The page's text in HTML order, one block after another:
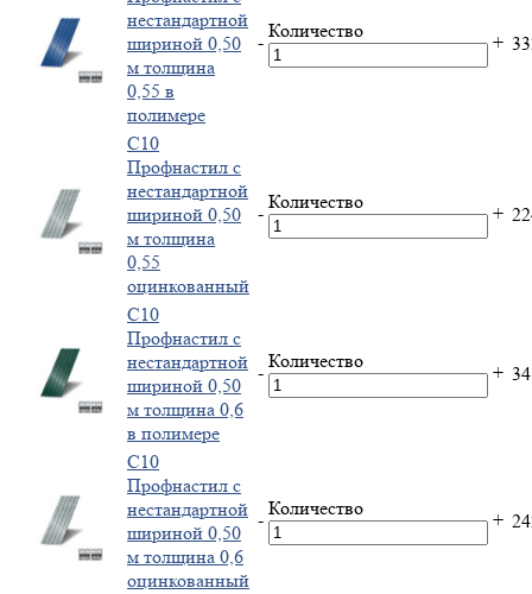
нестандартной
шириной 0,50
м толщина
0,55 в
полимере
-
Количество
+
С10
Профнастил с
нестандартной
шириной 0,50
м толщина
0,55
оцинкованный
-
Количество
+
С10
Профнастил с
нестандартной
шириной 0,50
м толщина 0,6
в полимере
-
Количество
+
С10
Профнастил с
нестандартной
шириной 0,50
м толщина 0,6
оцинкованный
-
Количество
+